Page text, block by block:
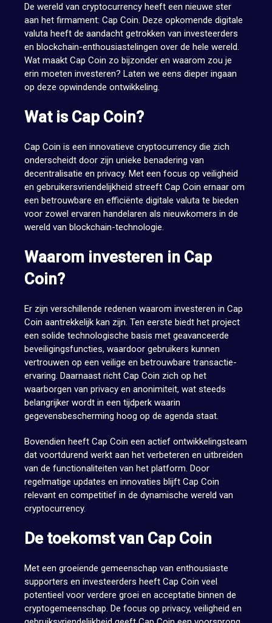
De wereld van cryptocurrency heeft een nieuwe ster
aan het firmament: Cap Coin. Deze opkomende digitale
valuta heeft de aandacht getrokken van investeerders
en blockchain-enthousiastelingen over de hele wereld.
Wat maakt Cap Coin zo bijzonder en waarom zou je
erin moeten investeren? Laten we eens dieper ingaan
op deze opwindende ontwikkeling.
Wat is Cap Coin?
Cap Coin is een innovatieve cryptocurrency die zich
onderscheidt door zijn unieke benadering van
decentralisatie en privacy. Met een focus op veiligheid
en gebruikersvriendelijkheid streeft Cap Coin ernaar om
een betrouwbare en efficiënte digitale valuta te bieden
voor zowel ervaren handelaren als nieuwkomers in de
wereld van blockchain-technologie.
Waarom investeren in Cap
Coin?
Er zijn verschillende redenen waarom investeren in Cap
Coin aantrekkelijk kan zijn. Ten eerste biedt het project
een solide technologische basis met geavanceerde
beveiligingsfuncties, waardoor gebruikers kunnen
vertrouwen op een veilige en betrouwbare transactie-
ervaring. Daarnaast richt Cap Coin zich op het
waarborgen van privacy en anonimiteit, wat steeds
belangrijker wordt in een tijdperk waarin
gegevensbescherming hoog op de agenda staat.
Bovendien heeft Cap Coin een actief ontwikkelingsteam
dat voortdurend werkt aan het verbeteren en uitbreiden
van de functionaliteiten van het platform. Door
regelmatige updates en innovaties blijft Cap Coin
relevant en competitief in de dynamische wereld van
cryptocurrency.
De toekomst van Cap Coin
Met een groeiende gemeenschap van enthousiaste
supporters en investeerders heeft Cap Coin veel
potentieel voor verdere groei en acceptatie binnen de
cryptogemeenschap. De focus op privacy, veiligheid en